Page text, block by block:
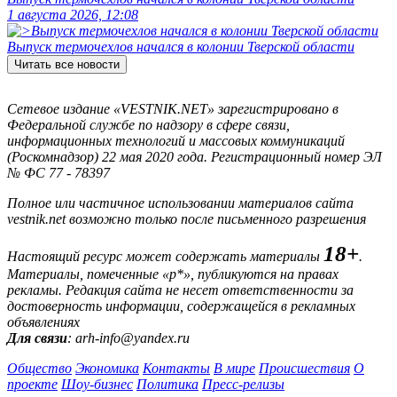
1 августа 2026, 12:08
Выпуск термочехлов начался в колонии Тверской области
Читать все новости
Сетевое издание «VESTNIK.NET» зарегистрировано в
Федеральной службе по надзору в сфере связи,
информационных технологий и массовых коммуникаций
(Роскомнадзор) 22 мая 2020 года. Регистрационный номер ЭЛ
№ ФС 77 - 78397
Полное или частичное использовании материалов сайта
vestnik.net возможно только после письменного разрешения
Настоящий ресурс может содержать материалы 18+.
Материалы, помеченные «р*», публикуются на правах
рекламы. Редакция сайта не несет ответственности за
достоверность информации, содержащейся в рекламных
объявлениях
Для связи: arh-info@yandex.ru
Общество Экономика Контакты В мире Происшествия О
проекте Шоу-бизнес Политика Пресс-релизы